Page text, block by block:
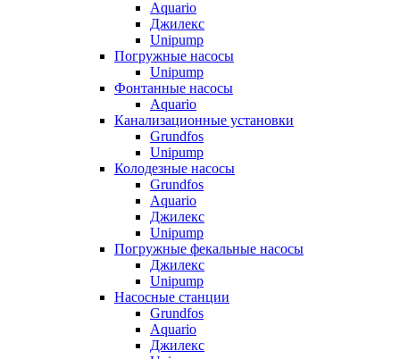
Aquario
Джилекс
Unipump
Погружные насосы
Unipump
Фонтанные насосы
Aquario
Канализационные установки
Grundfos
Unipump
Колодезные насосы
Grundfos
Aquario
Джилекс
Unipump
Погружные фекальные насосы
Джилекс
Unipump
Насосные станции
Grundfos
Aquario
Джилекс